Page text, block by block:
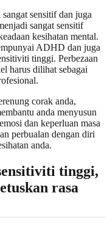
sensitif dan juga
sangat sensitif
kesihatan mental.
ADHD dan juga
tinggi. Perbezaan
harus dilihat sebagai
corak anda,
anda menyusun
dan keperluan masa
perbualan dengan diri
anda.
tinggi,
rasa